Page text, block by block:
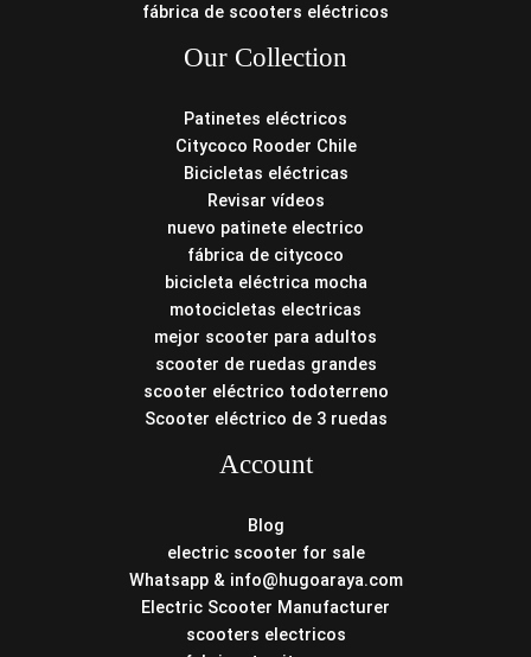
fábrica de scooters eléctricos
Our Collection
Patinetes eléctricos
Citycoco Rooder Chile
Bicicletas eléctricas
Revisar vídeos
nuevo patinete electrico
fábrica de citycoco
bicicleta eléctrica mocha
motocicletas electricas
mejor scooter para adultos
scooter de ruedas grandes
scooter eléctrico todoterreno
Scooter eléctrico de 3 ruedas
Account
Blog
electric scooter for sale
Whatsapp & info@hugoaraya.com
Electric Scooter Manufacturer
scooters electricos